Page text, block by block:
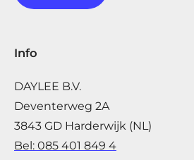
Info
DAYLEE B.V.
Deventerweg 2A
3843 GD Harderwijk (NL)
Bel: 085 401 849 4